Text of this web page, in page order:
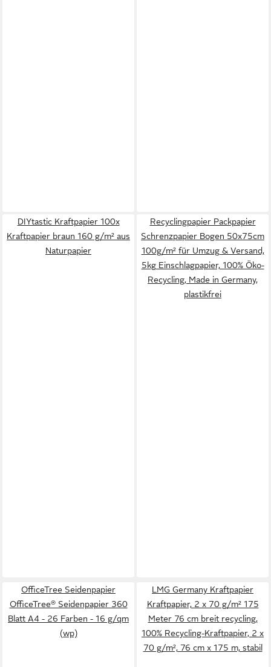
DIYtastic Kraftpapier 100x
Kraftpapier braun 160 g/m² aus
Naturpapier
Recyclingpapier Packpapier
Schrenzpapier Bogen 50x75cm
100g/m² für Umzug & Versand,
5kg Einschlagpapier, 100% Öko-
Recycling, Made in Germany,
plastikfrei
OfficeTree Seidenpapier
OfficeTree® Seidenpapier 360
Blatt A4 - 26 Farben - 16 g/qm
(wp)
LMG Germany Kraftpapier
Kraftpapier, 2 x 70 g/m² 175
Meter 76 cm breit recycling,
100% Recycling-Kraftpapier, 2 x
70 g/m², 76 cm x 175 m, stabil